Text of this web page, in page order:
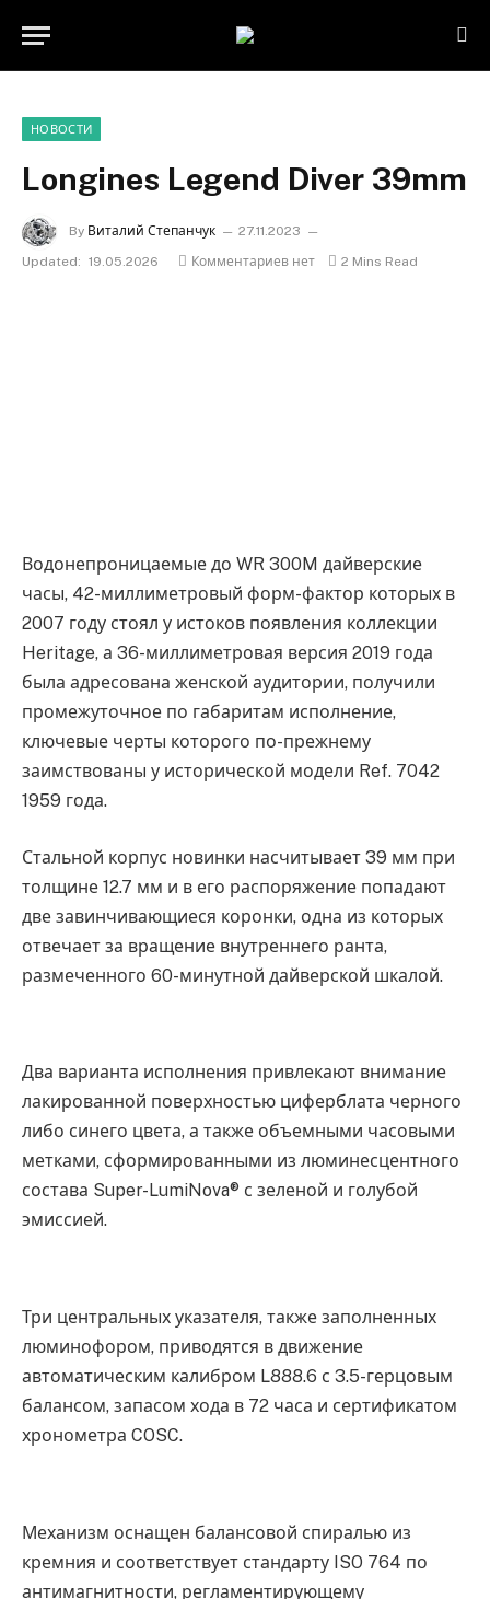
НОВОСТИ
Longines Legend Diver 39mm
By Виталий Степанчук
27.11.2023
Updated: 19.05.2026 Комментариев нет 2 Mins Read
Водонепроницаемые до WR 300M дайверские
часы, 42-миллиметровый форм-фактор которых в
2007 году стоял у истоков появления коллекции
Heritage, а 36-миллиметровая версия 2019 года
была адресована женской аудитории, получили
промежуточное по габаритам исполнение,
ключевые черты которого по-прежнему
заимствованы у исторической модели Ref. 7042
1959 года.
Стальной корпус новинки насчитывает 39 мм при
толщине 12.7 мм и в его распоряжение попадают
две завинчивающиеся коронки, одна из которых
отвечает за вращение внутреннего ранта,
размеченного 60-минутной дайверской шкалой.
Два варианта исполнения привлекают внимание
лакированной поверхностью циферблата черного
либо синего цвета, а также объемными часовыми
метками, сформированными из люминесцентного
состава Super-LumiNova® с зеленой и голубой
эмиссией.
Три центральных указателя, также заполненных
люминофором, приводятся в движение
автоматическим калибром L888.6 с 3.5-герцовым
балансом, запасом хода в 72 часа и сертификатом
хронометра COSC.
Механизм оснащен балансовой спиралью из
кремния и соответствует стандарту ISO 764 по
антимагнитности, регламентирующему